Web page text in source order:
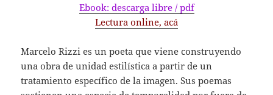
Ebook: descarga libre / pdf
Lectura online, acá
Marcelo Rizzi es un poeta que viene construyendo
una obra de unidad estilística a partir de un
tratamiento específico de la imagen. Sus poemas